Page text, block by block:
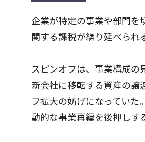
企業が特定の事業や部門を
関する課税が繰り延べられ
スピンオフは、事業構成
新会社に移転する資産の譲
フ拡大の妨げになってい
動的な事業再編を後押しす